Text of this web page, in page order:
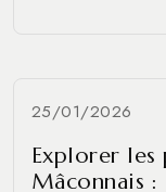
25/01/2026
Explorer les
Mâconnais